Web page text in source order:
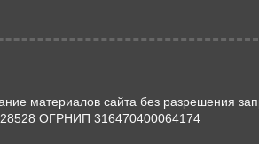
материалов сайта без разрешения
ОГРНИП 316470400064174